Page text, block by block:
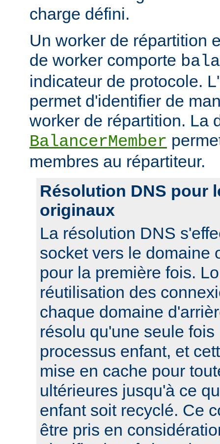
charge défini.
Un worker de répartition
de worker comporte
indicateur de protocole.
permet d'identifier de
worker de répartition. La
BalancerMember
membres au répartiteur.
Résolution DNS pour
originaux
La résolution DNS
socket vers le domaine
pour la première fois.
réutilisation des
chaque domaine
résolu qu'une seule
processus enfant, et
mise en cache pour
ultérieures jusqu'à ce
enfant soit recyclé. Ce
être pris en